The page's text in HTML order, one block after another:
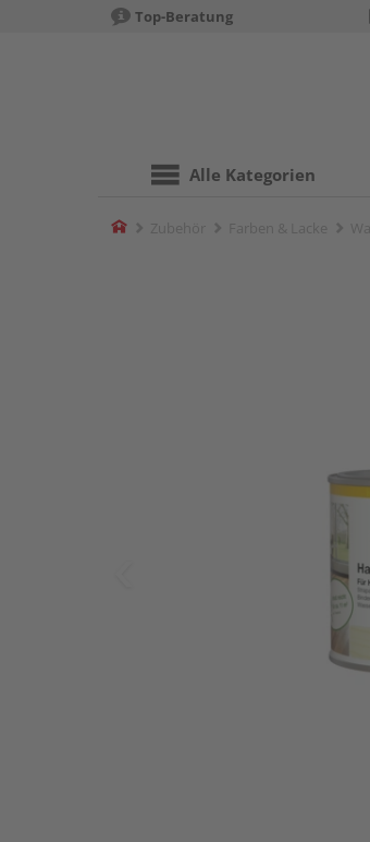
Top-Beratung
Alle Kategorien
Home